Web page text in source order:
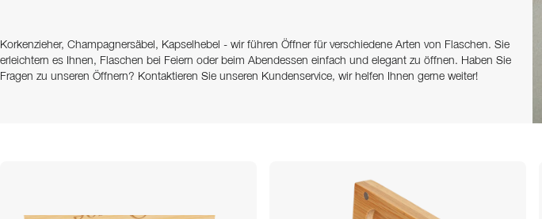
Korkenzieher, Champagnersäbel, Kapselhebel - wir führen Öffner für verschiedene Arten von Flaschen. Sie
erleichtern es Ihnen, Flaschen bei Feiern oder beim Abendessen einfach und elegant zu öffnen. Haben Sie
Fragen zu unseren Öffnern? Kontaktieren Sie unseren Kundenservice, wir helfen Ihnen gerne weiter!